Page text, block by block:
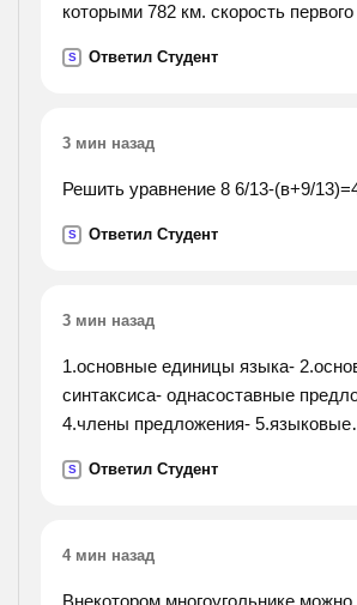
которыми 782 км. скорость
встретился со вторым. на сколько
S Ответил Студент
3 мин назад
Решить уравнение 8 6/13-(в+9/
S Ответил Студент
3 мин назад
1.основные единицы языка-
синтаксиса- однасоставные
4.члены предложения- 5.языковые
вставить про пущенные слова на
S Ответил Студент
4 мин назад
Внекотором многоугольнике можно